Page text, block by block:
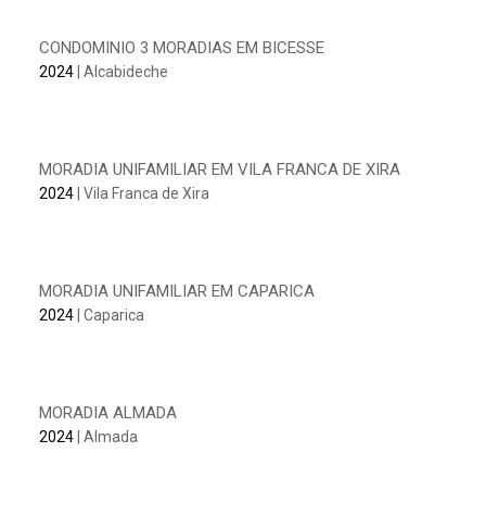
CONDOMINIO 3 MORADIAS EM BICESSE
2024| Alcabideche
MORADIA UNIFAMILIAR EM VILA FRANCA DE XIRA
2024| Vila Franca de Xira
MORADIA UNIFAMILIAR EM CAPARICA
2024| Caparica
MORADIA ALMADA
2024| Almada